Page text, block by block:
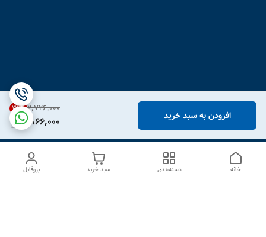
۲٬۷۲۶٬۰۰۰ 31%
1,866,000 افزودن به سبد خرید
پروفایل سبد خرید دسته‌بندی خانه